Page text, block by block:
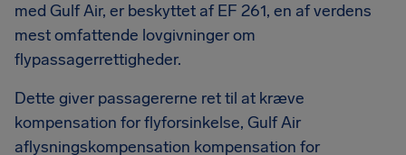
med Gulf Air, er beskyttet af EF 261, en af verdens
mest omfattende lovgivninger om
flypassagerrettigheder.
Dette giver passagererne ret til at kræve
kompensation for flyforsinkelse, Gulf Air
aflysningskompensation kompensation for